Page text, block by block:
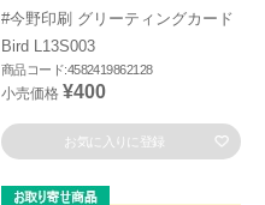
#今野印刷 グリーティングカード
Bird L13S003
商品コード:4582419862128
小売価格 ¥400
お気に入りに登録